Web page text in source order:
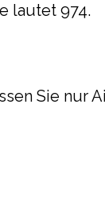
lautet 974.
Sie nur